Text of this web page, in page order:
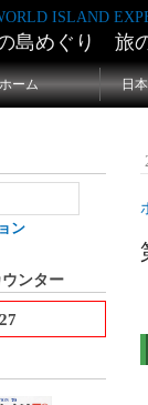
ISLAND
島めぐり 旅
ホーム 日
ン
ンター